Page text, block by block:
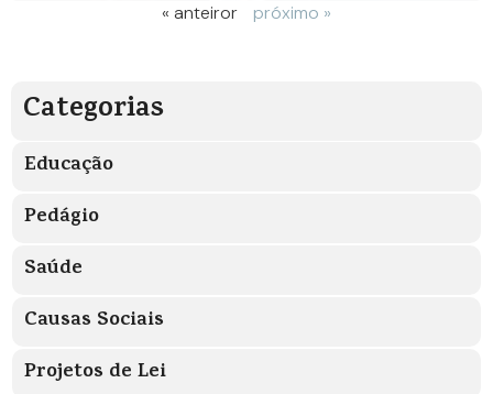
« anteiror próximo »
Categorias
Educação
Pedágio
Saúde
Causas Sociais
Projetos de Lei